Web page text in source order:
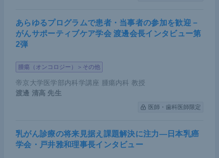
あらゆるプログラムで患者・当事者の参加を歓迎－
がんサポーティブケア学会 渡邊会長インタビュー第
2弾
腫瘍（オンコロジー）＞その他
帝京大学医学部内科学講座 腫瘍内科 教授
渡邊 清高 先生
医師・歯科医師限定
乳がん診療の将来見据え課題解決に注力―日本乳癌
学会・戸井雅和理事長インタビュー